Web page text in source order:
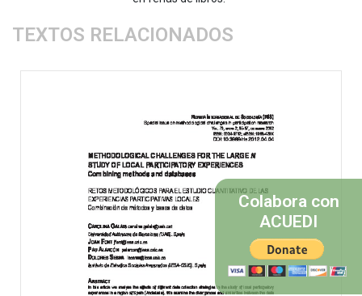
TEXTOS RELACIONADOS
Colabora con
ACUEDI